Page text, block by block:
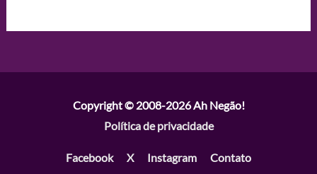
Copyright © 2008-2026Ah Negão!
Política de privacidade
Facebook X Instagram Contato